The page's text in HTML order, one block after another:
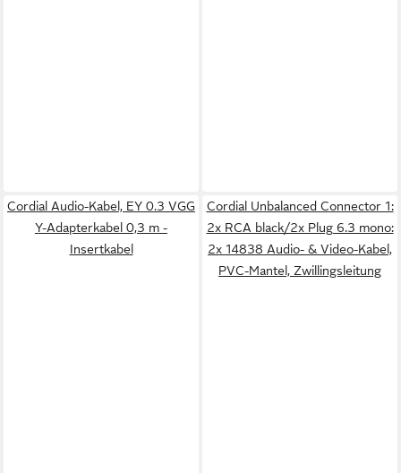
Cordial Audio-Kabel, EY 0.3 VGG
Y-Adapterkabel 0,3 m -
Insertkabel
Cordial Unbalanced Connector 1:
2x RCA black/2x Plug 6.3 mono:
2x 14838 Audio- & Video-Kabel,
PVC-Mantel, Zwillingsleitung